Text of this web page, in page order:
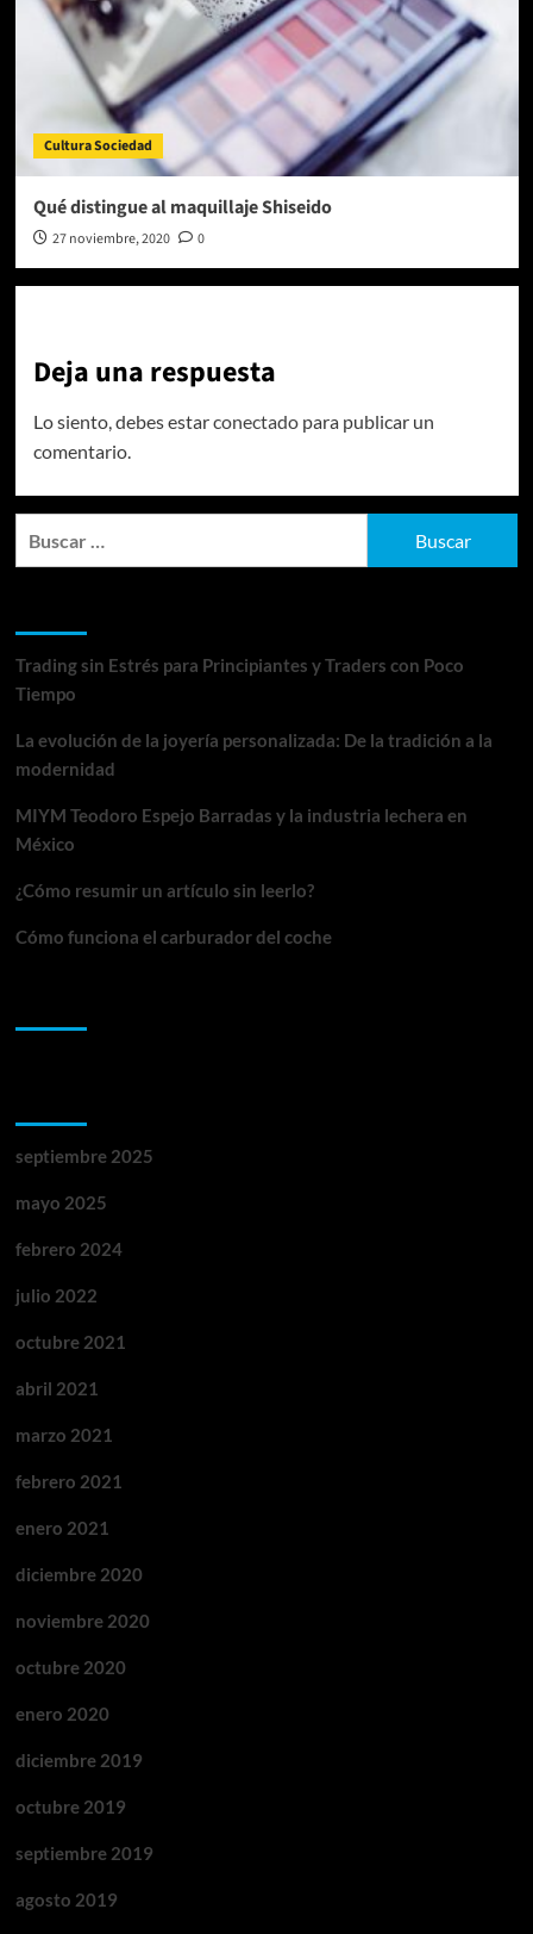
Cultura Sociedad
Qué distingue al maquillaje Shiseido
27 noviembre, 2020 0
Deja una respuesta
Lo siento, debes estarconectadopara publicar un
comentario.
Trading sin Estrés para Principiantes y Traders con Poco
Tiempo
La evolución de la joyería personalizada: De la tradición a la
modernidad
MIYM Teodoro Espejo Barradas y la industria lechera en
México
¿Cómo resumir un artículo sin leerlo?
Cómo funciona el carburador del coche
septiembre 2025
mayo 2025
febrero 2024
julio 2022
octubre 2021
abril 2021
marzo 2021
febrero 2021
enero 2021
diciembre 2020
noviembre 2020
octubre 2020
enero 2020
diciembre 2019
octubre 2019
septiembre 2019
agosto 2019